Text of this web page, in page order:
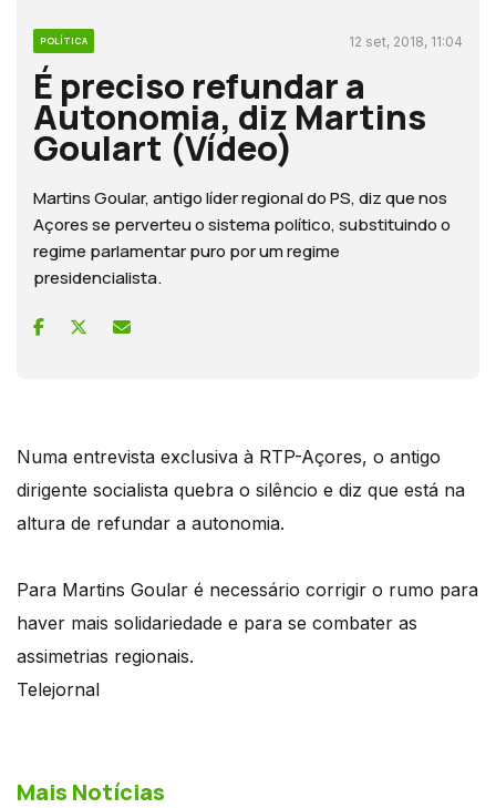
POLÍTICA 12 set, 2018, 11:04
É preciso refundar a
Autonomia, diz Martins
Goulart (Vídeo)
Martins Goular, antigo líder regional do PS, diz que nos
Açores se perverteu o sistema político, substituindo o
regime parlamentar puro por um regime
presidencialista.
Numa entrevista exclusiva à RTP-Açores, o antigo
dirigente socialista quebra o silêncio e diz que está na
altura de refundar a autonomia.
Para Martins Goular é necessário corrigir o rumo para
haver mais solidariedade e para se combater as
assimetrias regionais.
Telejornal
Mais Notícias